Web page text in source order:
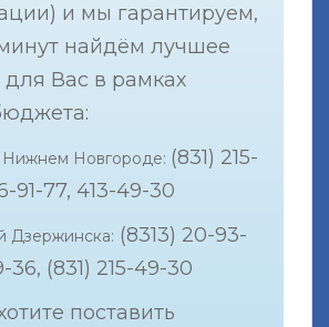
и мы гарантируем,
минут найдём лучшее
Вас в рамках
Новгороде: (831) 215-
91-77, 413-49-30
Дзержинска: (8313) 20-93-
36, (831) 215-49-30
поставить